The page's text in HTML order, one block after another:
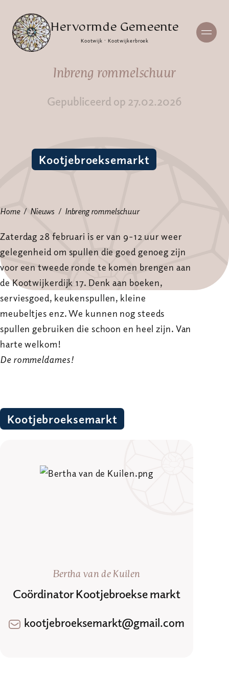
Hervormde Gemeente
Kootwijk · Kootwijkerbroek
Inbreng rommelschuur
Gepubliceerd op 27.02.2026
Kootjebroeksemarkt
Home Nieuws Inbreng rommelschuur
Zaterdag 28 februari is er van 9-12 uur weer
gelegenheid om spullen die goed genoeg zijn
voor een tweede ronde te komen brengen aan
de Kootwijkerdijk 17. Denk aan boeken,
serviesgoed, keukenspullen, kleine
meubeltjes enz. We kunnen nog steeds
spullen gebruiken die schoon en heel zijn. Van
harte welkom!
De rommeldames!
Kootjebroeksemarkt
Bertha van de Kuilen
Coördinator Kootjebroekse markt
kootjebroeksemarkt@gmail.com